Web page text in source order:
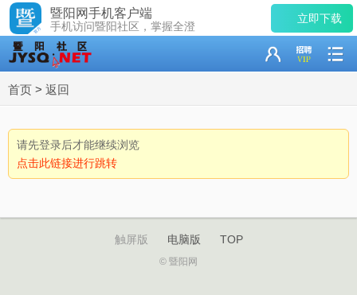
暨阳网手机客户端
手机访问暨阳社区，掌握全澄
立即下载
首页 > 返回
请先登录后才能继续浏览
点击此链接进行跳转
触屏版 电脑版 TOP
© 暨阳网